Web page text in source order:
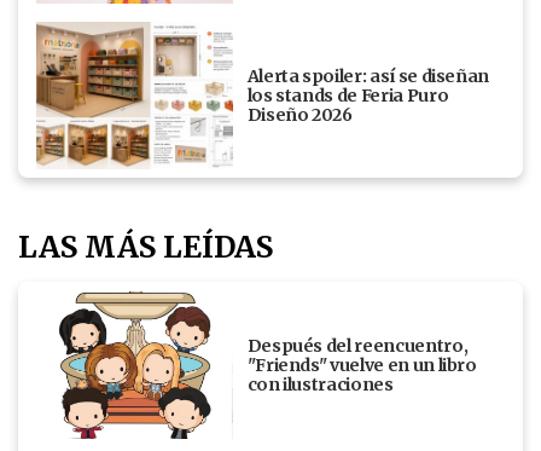
Alerta spoiler: así se diseñan
los stands de Feria Puro
Diseño 2026
LAS MÁS LEÍDAS
Después del reencuentro,
"Friends" vuelve en un libro
con ilustraciones